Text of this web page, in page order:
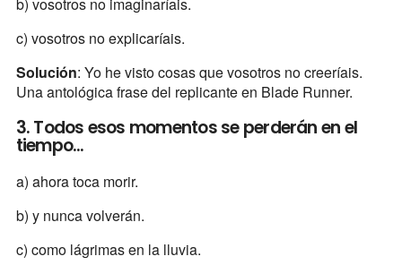
c) vosotros no explicaríais.
Solución: Yo he visto cosas que vosotros no creeríais.
Una antológica frase del replicante en Blade Runner.
3. Todos esos momentos se perderán en el
tiempo...
a) ahora toca morir.
b) y nunca volverán.
c) como lágrimas en la lluvia.